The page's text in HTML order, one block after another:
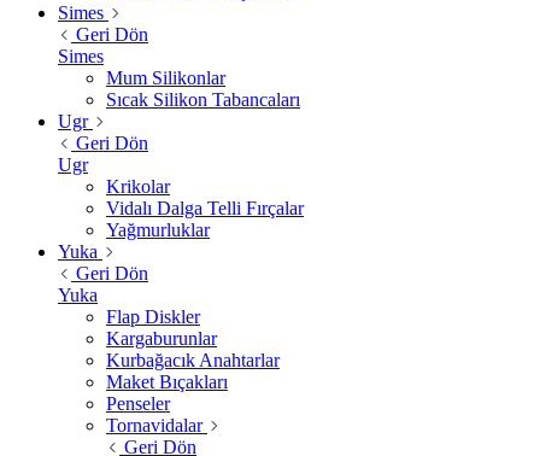
Simes
Geri Dön
Simes
Mum Silikonlar
Sıcak Silikon Tabancaları
Ugr
Geri Dön
Ugr
Krikolar
Vidalı Dalga Telli Fırçalar
Yağmurluklar
Yuka
Geri Dön
Yuka
Flap Diskler
Kargaburunlar
Kurbağacık Anahtarlar
Maket Bıçakları
Penseler
Tornavidalar
Geri Dön